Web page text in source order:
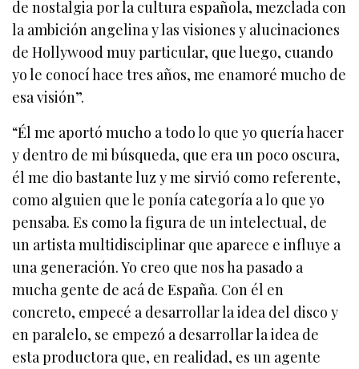
de nostalgia por la cultura española, mezclada con
la ambición angelina y las visiones y alucinaciones
de Hollywood muy particular, que luego, cuando
yo le conocí hace tres años, me enamoré mucho de
esa visión”.
“Él me aportó mucho a todo lo que yo quería hacer
y dentro de mi búsqueda, que era un poco oscura,
él me dio bastante luz y me sirvió como referente,
como alguien que le ponía categoría a lo que yo
pensaba. Es como la figura de un intelectual, de
un artista multidisciplinar que aparece e influye a
una generación. Yo creo que nos ha pasado a
mucha gente de acá de España. Con él en
concreto, empecé a desarrollar la idea del disco y
en paralelo, se empezó a desarrollar la idea de
esta productora que, en realidad, es un agente